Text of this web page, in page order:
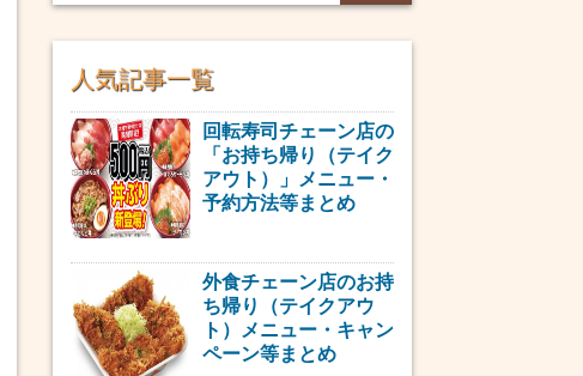
人気記事一覧
回転寿司チェーン店の
「お持ち帰り（テイク
アウト）」メニュー・
予約方法等まとめ
外食チェーン店のお持
ち帰り（テイクアウ
ト）メニュー・キャン
ペーン等まとめ